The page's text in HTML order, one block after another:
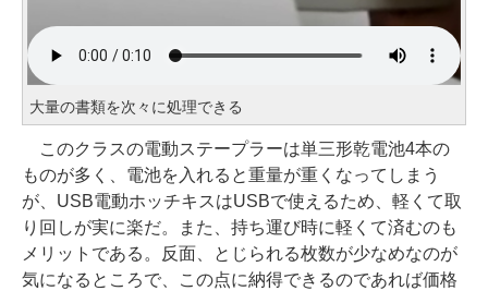
大量の書類を次々に処理できる
このクラスの電動ステープラーは単三形乾電池4本の
ものが多く、電池を入れると重量が重くなってしまう
が、USB電動ホッチキスはUSBで使えるため、軽くて取
り回しが実に楽だ。また、持ち運び時に軽くて済むのも
メリットである。反面、とじられる枚数が少なめなのが
気になるところで、この点に納得できるのであれば価格